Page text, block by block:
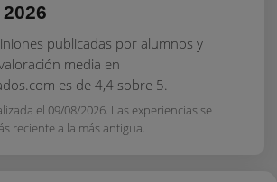
publicadas por alumnos y
media en
es de 4,4 sobre 5.
el 09/08/2026. Las experiencias se
reciente a la más antigua.